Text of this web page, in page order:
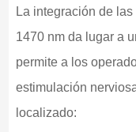
La integración de
1470 nm da lugar a
permite a los
estimulación
localizado: